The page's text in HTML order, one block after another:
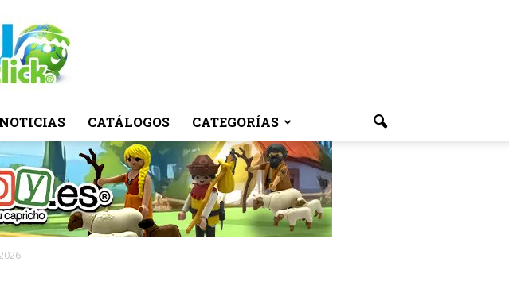
NOTICIAS CATÁLOGOS CATEGORÍAS